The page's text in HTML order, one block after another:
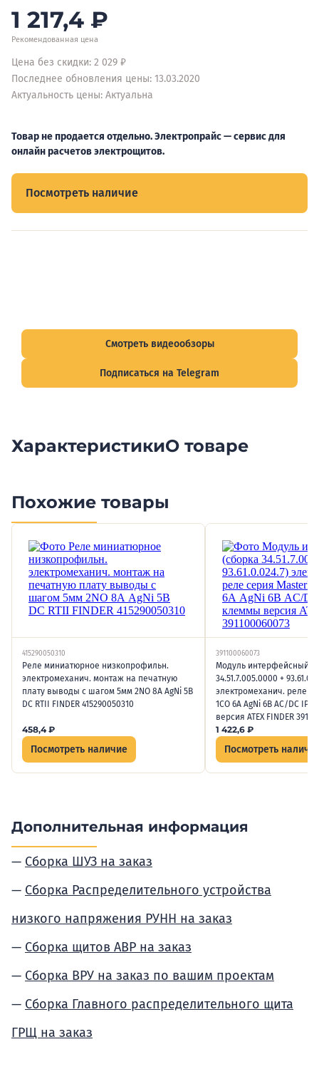
1 217,4 ₽
Рекомендованная цена
Цена без скидки: 2 029 ₽
Последнее обновления цены: 13.03.2020
Актуальность цены: Актуальна
Товар не продается отдельно. Электропрайс — сервис для
онлайн расчетов электрощитов.
Посмотреть наличие
Смотреть видеообзоры
Подписаться на Telegram
ХарактеристикиО товаре
Похожие товары
415290050310
Реле миниатюрное низкопрофильн.
электромеханич. монтаж на печатную
плату выводы с шагом 5мм 2NO 8А AgNi 5В
DC RTII FINDER 415290050310
458,4₽
Посмотреть наличие
391100060073
Модуль интерфейсный
34.51.7.005.0000 +
электромеханич. реле
1CO 6А AgNi 6В AC/DC
версия ATEX FINDER
1 422,6 ₽
Посмотреть
Дополнительная информация
Сборка ШУЗ на заказ
Сборка Распределительного устройства
низкого напряжения РУНН на заказ
Сборка щитов АВР на заказ
Сборка ВРУ на заказ по вашим проектам
Сборка Главного распределительного щита
ГРЩ на заказ